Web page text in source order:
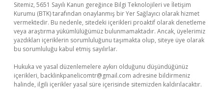
Sitemiz, 5651 Sayılı Kanun gereğince Bilgi Teknolojileri ve İletişim
Kurumu (BTK) tarafından onaylanmış bir Yer Sağlayıcı olarak hizmet
vermektedir. Bu nedenle, sitedeki içerikleri proaktif olarak denetleme
veya araştırma yükümlülüğümüz bulunmamaktadır. Ancak, üyelerimiz
yazdıkları içeriklerin sorumluluğunu taşımakta olup, siteye üye olarak
bu sorumluluğu kabul etmiş sayılırlar.
Hukuka ve yasal düzenlemelere aykırı olduğunu düşündüğünüz
içerikleri, backlinkpanelicomtr@gmail.com adresine bildirmeniz
halinde, ilgili içerikler yasal süre içerisinde sitemizden kaldırılacaktır.